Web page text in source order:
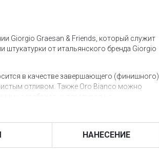
Giorgio Graesan & Friends, который служит
от итальянского бренда Giorgio
в качестве завершающего (финишного)
отливом. Также Oro Bianco можно
серебристых переливов на
штукатурки Spatula Stuhhi и
с созданием декора и на основе
НАНЕСЕНИЕ